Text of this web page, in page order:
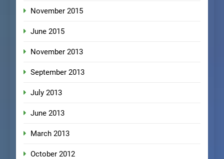
November 2015
June 2015
November 2013
September 2013
July 2013
June 2013
March 2013
October 2012